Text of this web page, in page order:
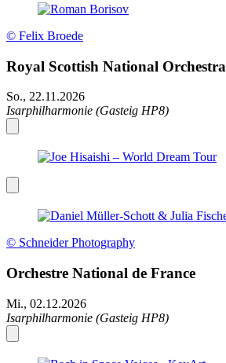
© Felix Broede
Royal Scottish National Orchestra
So., 22.11.2026
Isarphilharmonie (Gasteig HP8)
© Schneider Photography
Orchestre National de France
Mi., 02.12.2026
Isarphilharmonie (Gasteig HP8)